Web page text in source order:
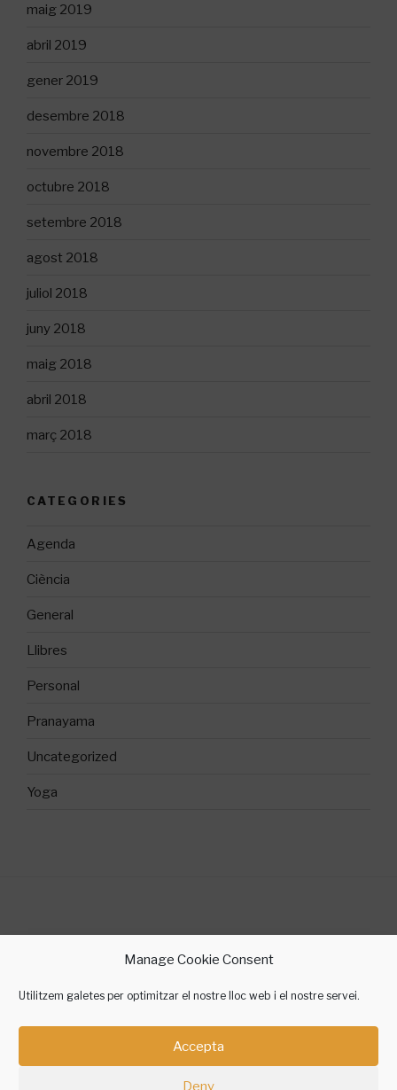
Manage Cookie Consent
Utilitzem galetes per optimitzar el nostre lloc web i el nostre servei.
Accepta
Deny
maig 2019
abril 2019
gener 2019
desembre 2018
novembre 2018
octubre 2018
setembre 2018
agost 2018
juliol 2018
juny 2018
maig 2018
abril 2018
març 2018
CATEGORIES
Agenda
Ciència
General
Llibres
Personal
Pranayama
Uncategorized
Yoga
contacte @ silviagallegoyoga.cat
InstagramFacebookTwitterTelegramAmazon